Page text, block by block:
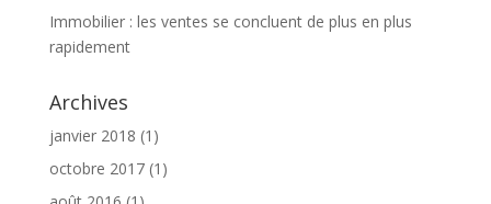
Immobilier : les ventes se concluent de plus en plus
rapidement
Archives
janvier 2018 (1)
octobre 2017(1)